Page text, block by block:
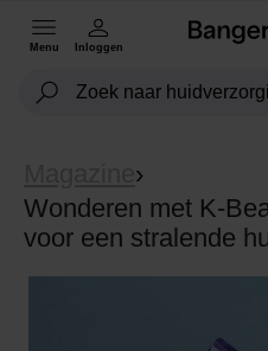
Menu Inloggen
›
Wonderen met K-
voor een stralende